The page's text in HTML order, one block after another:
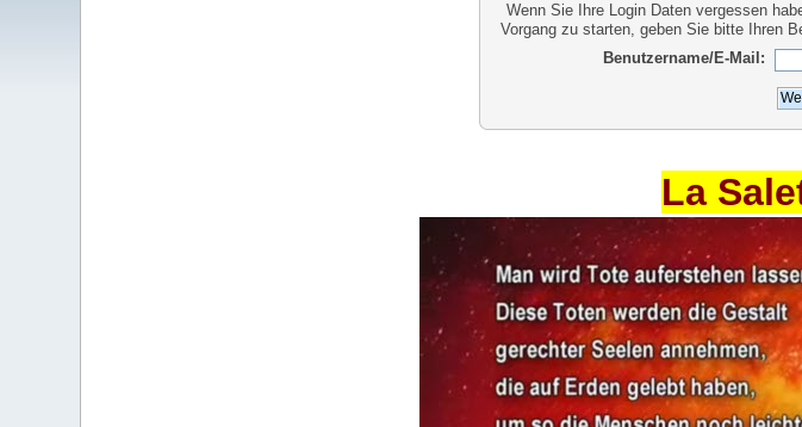
Wenn Sie Ihre Login Daten vergessen
Vorgang zu starten, geben Sie bitte Ihren
Benutzername/E-Mail:
La